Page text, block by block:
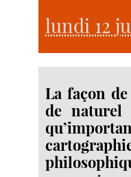
lundi 12
La façon
de naturel